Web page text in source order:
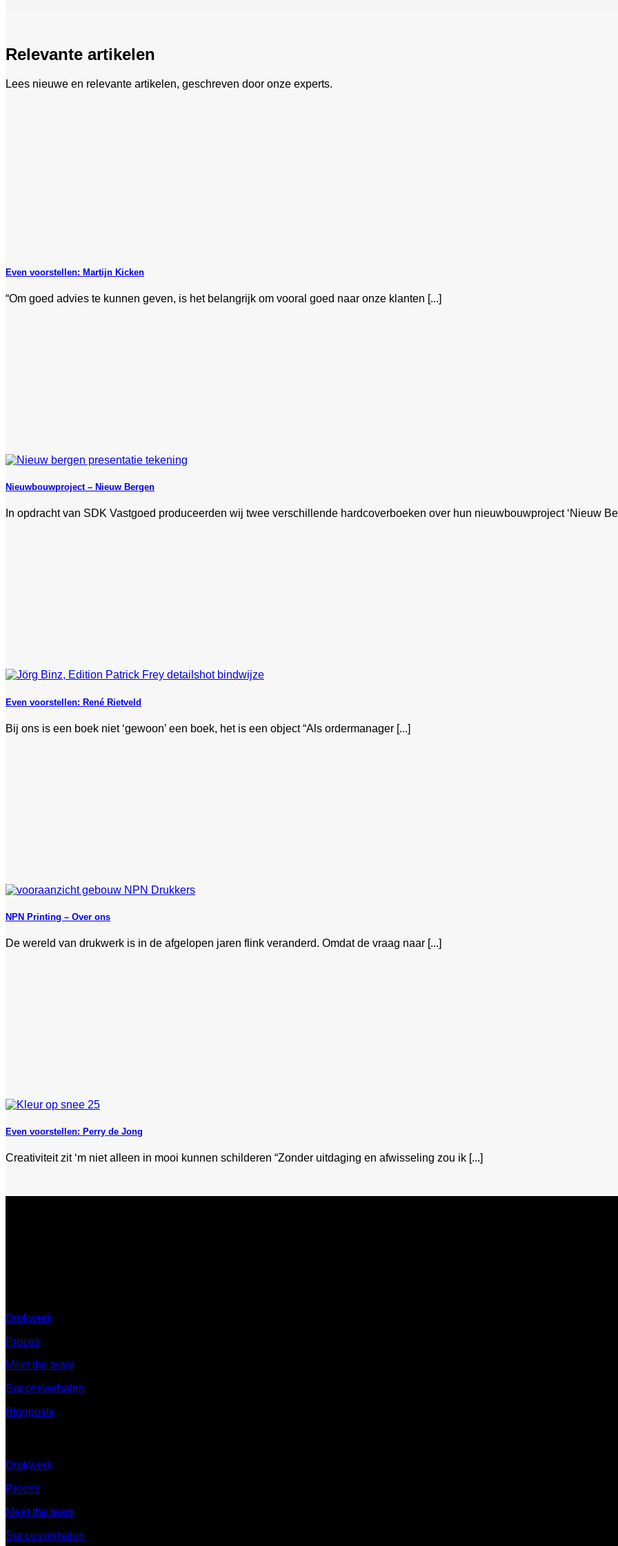
Relevante artikelen
Lees nieuwe en relevante artikelen, geschreven door onze experts.
Even voorstellen: Martijn Kicken
“Om goed advies te kunnen geven, is het belangrijk om vooral goed naar onze klanten [...]
Nieuwbouwproject – Nieuw Bergen
In opdracht van SDK Vastgoed produceerden wij twee verschillende hardcoverboeken over hun nieuwbouwproject ‘Nieuw
Even voorstellen: René Rietveld
Bij ons is een boek niet ‘gewoon’ een boek, het is een object “Als ordermanager [...]
NPN Printing – Over ons
De wereld van drukwerk is in de afgelopen jaren flink veranderd. Omdat de vraag naar [...]
Even voorstellen: Perry de Jong
Creativiteit zit ‘m niet alleen in mooi kunnen schilderen “Zonder uitdaging en afwisseling zou ik [...]
Drukwerk
Proces
Meet the team
Succesverhalen
Blogposts
Drukwerk
Proces
Meet the team
Succesverhalen